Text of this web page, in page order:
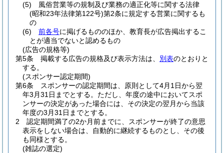
(5)
風俗営業等の規制及び業務の適正化等に関する法律
(昭和23年法律第122号)第2条に規定する営業に関するも
の
(6)
前各号に掲げるもののほか、教育長が広告掲出するこ
とが適当でないと認めるもの
(広告の規格等)
第5条
掲載する広告の規格及び表示方法は、 別表のとおりと
する。
(スポンサー認定期間)
第6条
スポンサーの認定期間は、原則として4月1日から翌
年3月31日までとする。 ただし、年度の途中においてスポ
ンサーの決定があった場合には、その決定の翌月から当該
年度の3月31日までとする。
2
認定期間満了の2か月前までに、スポンサーが終了の意思
表示をしない場合は、自動的に継続するものとし、その後
も同様とする。
(雑誌の選定)